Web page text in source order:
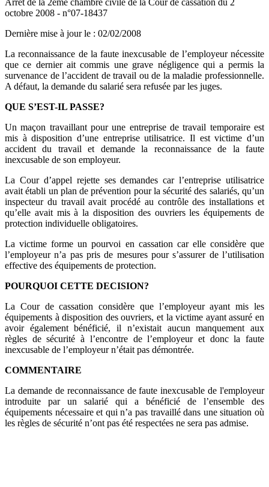
Arrêt de la 2ème chambre civile de la Cour de cassation du 2
octobre 2008 - n°07-18437
Dernière mise à jour le : 02/02/2008
La reconnaissance de la faute inexcusable de l’employeur nécessite
que ce dernier ait commis une grave négligence qui a permis la
survenance de l’accident de travail ou de la maladie professionnelle.
A défaut, la demande du salarié sera refusée par les juges.
QUE S’EST-IL PASSE?
Un maçon travaillant pour une entreprise de travail temporaire est
mis à disposition d’une entreprise utilisatrice. Il est victime d’un
accident du travail et demande la reconnaissance de la faute
inexcusable de son employeur.
La Cour d’appel rejette ses demandes car l’entreprise utilisatrice
avait établi un plan de prévention pour la sécurité des salariés, qu’un
inspecteur du travail avait procédé au contrôle des installations et
qu’elle avait mis à la disposition des ouvriers les équipements de
protection individuelle obligatoires.
La victime forme un pourvoi en cassation car elle considère que
l’employeur n’a pas pris de mesures pour s’assurer de l’utilisation
effective des équipements de protection.
POURQUOI CETTE DECISION?
La Cour de cassation considère que l’employeur ayant mis les
équipements à disposition des ouvriers, et la victime ayant assuré en
avoir également bénéficié, il n’existait aucun manquement aux
règles de sécurité à l’encontre de l’employeur et donc la faute
inexcusable de l’employeur n’était pas démontrée.
COMMENTAIRE
La demande de reconnaissance de faute inexcusable de l'employeur
introduite par un salarié qui a bénéficié de l’ensemble des
équipements nécessaire et qui n’a pas travaillé dans une situation où
les règles de sécurité n’ont pas été respectées ne sera pas admise.